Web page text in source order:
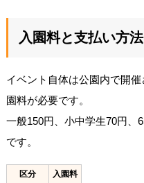
入園料と支払い方
イベント自体は公園内で開
園料が必要です。
一般150円、小中学生70円、
です。
区分 入園料